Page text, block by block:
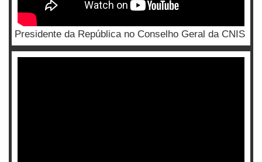
Presidente da República no Conselho Geral da CNIS